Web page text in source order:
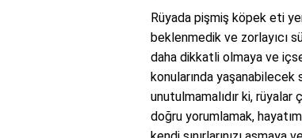
Rüyada pişmiş köpek eti
beklenmedik ve zorlayıcı
daha dikkatli olmaya ve
konularında yaşanabilecek
unutulmamalıdır ki, rüyalar
doğru yorumlamak,